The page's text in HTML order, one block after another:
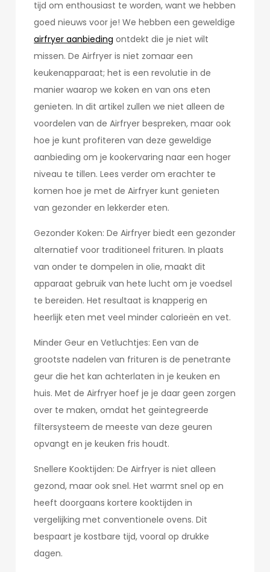
tijd om enthousiast te worden, want we hebben
goed nieuws voor je! We hebben een geweldige
airfryer aanbieding ontdekt die je niet wilt
missen. De Airfryer is niet zomaar een
keukenapparaat; het is een revolutie in de
manier waarop we koken en van ons eten
genieten. In dit artikel zullen we niet alleen de
voordelen van de Airfryer bespreken, maar ook
hoe je kunt profiteren van deze geweldige
aanbieding om je kookervaring naar een hoger
niveau te tillen. Lees verder om erachter te
komen hoe je met de Airfryer kunt genieten
van gezonder en lekkerder eten.
Gezonder Koken: De Airfryer biedt een gezonder
alternatief voor traditioneel frituren. In plaats
van onder te dompelen in olie, maakt dit
apparaat gebruik van hete lucht om je voedsel
te bereiden. Het resultaat is knapperig en
heerlijk eten met veel minder calorieën en vet.
Minder Geur en Vetluchtjes: Een van de
grootste nadelen van frituren is de penetrante
geur die het kan achterlaten in je keuken en
huis. Met de Airfryer hoef je je daar geen zorgen
over te maken, omdat het geïntegreerde
filtersysteem de meeste van deze geuren
opvangt en je keuken fris houdt.
Snellere Kooktijden: De Airfryer is niet alleen
gezond, maar ook snel. Het warmt snel op en
heeft doorgaans kortere kooktijden in
vergelijking met conventionele ovens. Dit
bespaart je kostbare tijd, vooral op drukke
dagen.